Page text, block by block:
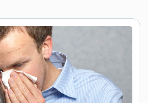
for influensa